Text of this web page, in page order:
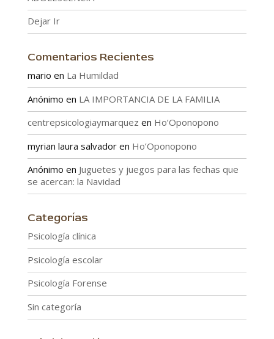
Dejar Ir
Comentarios Recientes
mario en La Humildad
Anónimo en LA IMPORTANCIA DE LA FAMILIA
centrepsicologiaymarquez en Ho’Oponopono
myrian laura salvadoren Ho’Oponopono
Anónimo en Juguetes y juegos para las fechas que
se acercan: la Navidad
Categorías
Psicología clínica
Psicología escolar
Psicología Forense
Sin categoría